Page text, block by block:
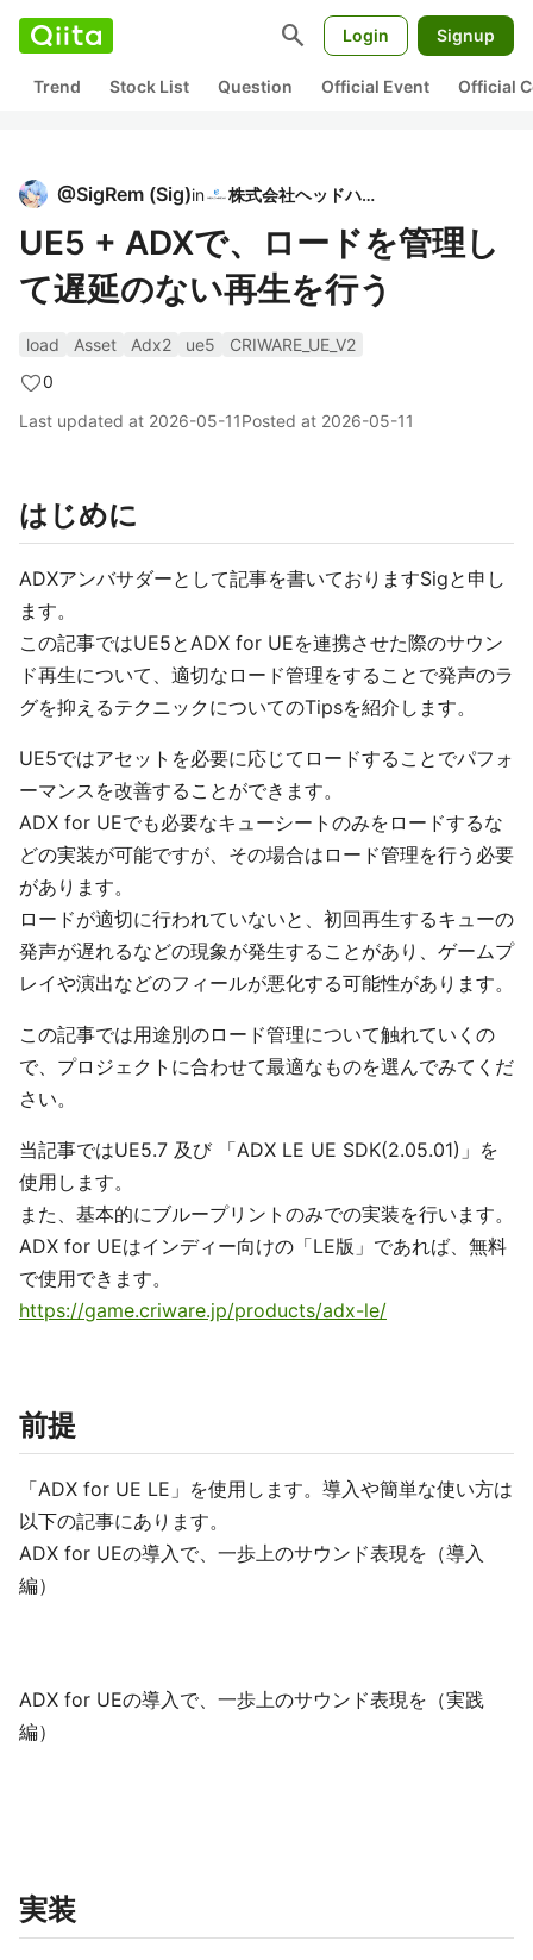
search Login Signup
Trend Stock List Question Official Event Official
@SigRem (Sig)in 株式会社ヘッドハイ
UE5 + ADXで、ロードを管理し
て遅延のない再生を行う
load Asset Adx2 ue5
CRIWARE_UE_V2
0
Last updated at 2026-05-11Posted at 2026-05-11
はじめに
ADXアンバサダーとして記事を書いておりますSigと申し
ます。
この記事ではUE5とADX for UEを連携させた際のサウン
ド再生について、適切なロード管理をすることで発声のラ
グを抑えるテクニックについてのTipsを紹介します。
UE5ではアセットを必要に応じてロードすることでパフォ
ーマンスを改善することができます。
ADX for UEでも必要なキューシートのみをロードするな
どの実装が可能ですが、その場合はロード管理を行う必要
があります。
ロードが適切に行われていないと、初回再生するキューの
発声が遅れるなどの現象が発生することがあり、ゲームプ
レイや演出などのフィールが悪化する可能性があります。
この記事では用途別のロード管理について触れていくの
で、プロジェクトに合わせて最適なものを選んでみてくだ
さい。
当記事ではUE5.7 及び 「ADX LE UE SDK(2.05.01)」を
使用します。
また、基本的にブループリントのみでの実装を行います。
ADX for UEはインディー向けの「LE版」であれば、無料
で使用できます。
https://game.criware.jp/products/adx-le/
前提
「ADX for UE LE」を使用します。導入や簡単な使い方は
以下の記事にあります。
ADX for UEの導入で、一歩上のサウンド表現を（導入
編）
ADX for UEの導入で、一歩上のサウンド表現を（実践
編）
実装